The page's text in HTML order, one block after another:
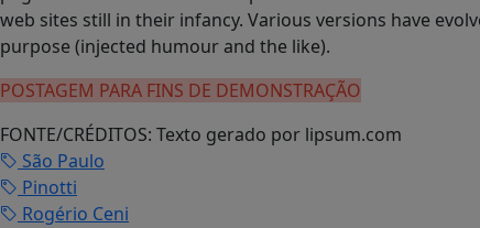
web sites still in their infancy. Various versions have
purpose (injected humour and the like).
POSTAGEM PARA FINS DE DEMONSTRAÇÃO
FONTE/CRÉDITOS: Texto gerado por lipsum.com
São Paulo
Pinotti
Rogério Ceni